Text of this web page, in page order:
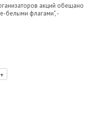
акций обещано
белыми флагами", -